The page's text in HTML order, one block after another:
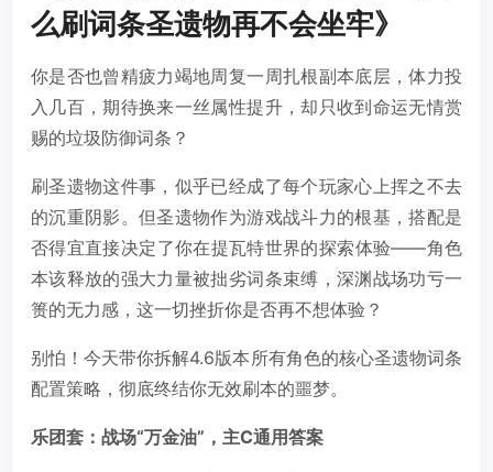
么刷词条圣遗物再不会坐牢》
你是否也曾精疲力竭地周复一周扎根副本底层，体力投
入几百，期待换来一丝属性提升，却只收到命运无情赏
赐的垃圾防御词条？
刷圣遗物这件事，似乎已经成了每个玩家心上挥之不去
的沉重阴影。但圣遗物作为游戏战斗力的根基，搭配是
否得宜直接决定了你在提瓦特世界的探索体验——角色
本该释放的强大力量被拙劣词条束缚，深渊战场功亏一
篑的无力感，这一切挫折你是否再不想体验？
别怕！今天带你拆解4.6版本所有角色的核心圣遗物词条
配置策略，彻底终结你无效刷本的噩梦。
乐团套：战场“万金油”，主C通用答案